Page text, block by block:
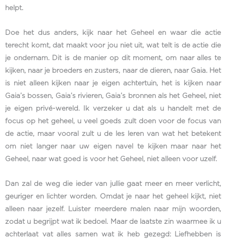
helpt.
Doe het dus anders, kijk naar het Geheel en waar die actie
terecht komt, dat maakt voor jou niet uit, wat telt is de actie die
je ondernam. Dit is de manier op dit moment, om naar alles te
kijken, naar je broeders en zusters, naar de dieren, naar Gaia. Het
is niet alleen kijken naar je eigen achtertuin, het is kijken naar
Gaia’s bossen, Gaia’s rivieren, Gaia’s bronnen als het Geheel, niet
je eigen privé-wereld. Ik verzeker u dat als u handelt met de
focus op het geheel, u veel goeds zult doen voor de focus van
de actie, maar vooral zult u de les leren van wat het betekent
om niet langer naar uw eigen navel te kijken maar naar het
Geheel, naar wat goed is voor het Geheel, niet alleen voor uzelf.
Dan zal de weg die ieder van jullie gaat meer en meer verlicht,
geuriger en lichter worden. Omdat je naar het geheel kijkt, niet
alleen naar jezelf. Luister meerdere malen naar mijn woorden,
zodat u begrijpt wat ik bedoel. Maar de laatste zin waarmee ik u
achterlaat vat alles samen wat ik heb gezegd: Liefhebben is